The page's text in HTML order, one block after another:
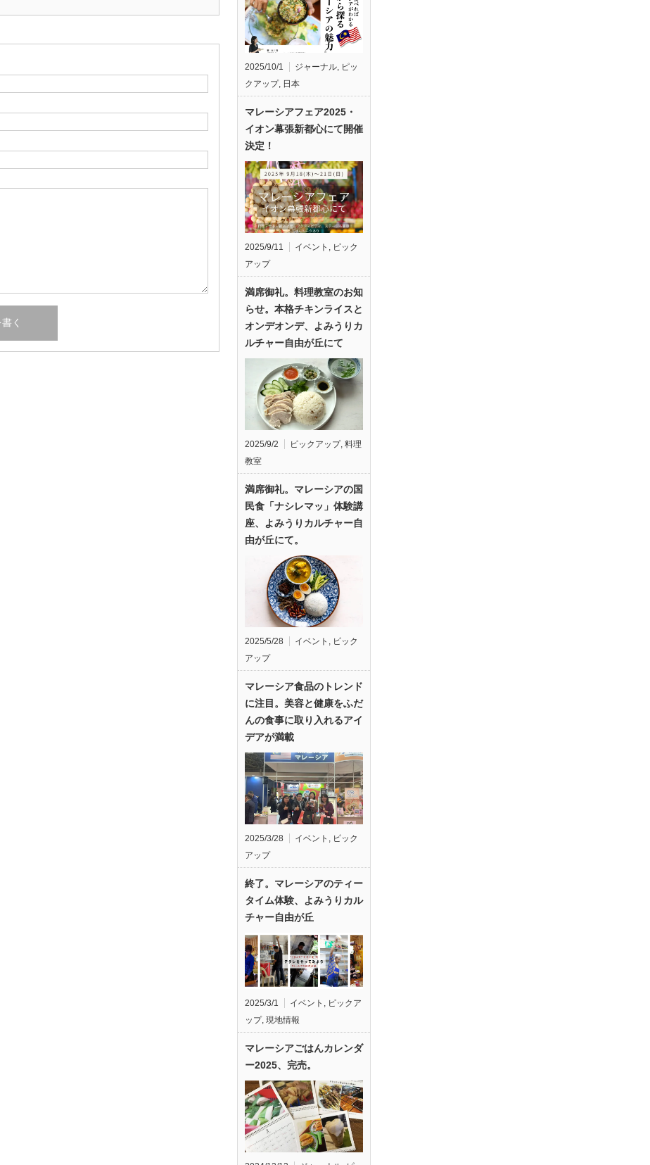
2025/10/1 ジャーナル, ピッ
クアップ, 日本
マレーシアフェア2025・
イオン幕張新都心にて開催
決定！
2025/9/11 イベント , ピック
アップ
満席御礼。料理教室のお知
らせ。本格チキンライスと
オンデオンデ、よみうりカ
ルチャー自由が丘にて
2025/9/2 ピックアップ, 料理
教室
満席御礼。マレーシアの国
民食「ナシレマッ」体験講
座、よみうりカルチャー自
由が丘にて。
2025/5/28 イベント , ピック
アップ
マレーシア食品のトレンド
に注目。美容と健康をふだ
んの食事に取り入れるアイ
デアが満載
2025/3/28 イベント
ピック
アップ
終了。マレーシアのティー
タイム体験、よみうりカル
チャー自由が丘
2025/3/1 イベント , ピックア
ップ, 現地情報
マレーシアごはんカレンダ
ー2025、完売。